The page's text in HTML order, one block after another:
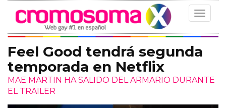
Toggle
Feel Good tendrá segunda
temporada en Netflix
MAE MARTIN HA SALIDO DEL ARMARIO DURANTE
EL TRAILER